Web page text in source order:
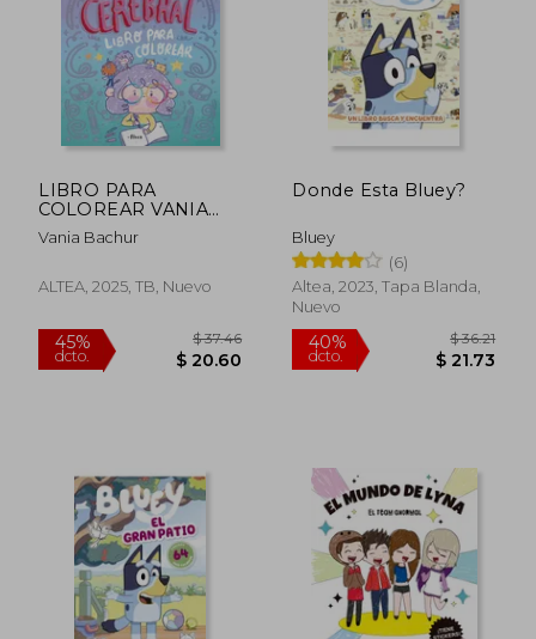
LIBRO PARA
COLOREAR VANIA
BACHUR
Vania Bachur
ALTEA, 2025, TB, Nuevo
Donde Esta Bluey?
Bluey
(6)
Altea, 2023, Tapa Blanda,
Nuevo